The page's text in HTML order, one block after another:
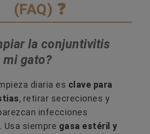
(FAQ) ❓
la conjuntivitis
gato?
diaria es clave para
, retirar secreciones y
infecciones
Usa siempre gasa estéril y